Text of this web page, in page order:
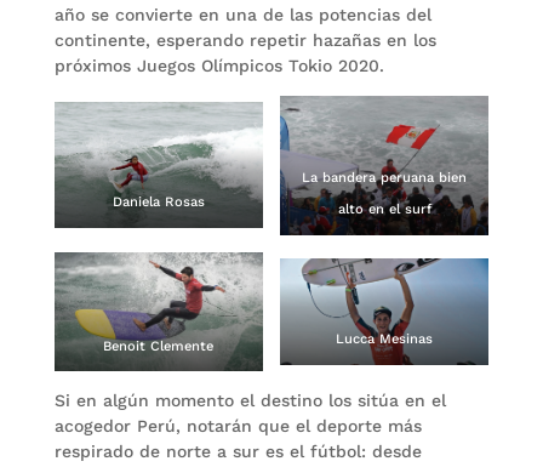
año se convierte en una de las potencias del
continente, esperando repetir hazañas en los
próximos Juegos Olímpicos Tokio 2020.
Daniela Rosas
La bandera peruana bien
alto en el surf
Benoit Clemente Lucca Mesinas
Si en algún momento el destino los sitúa en el
acogedor Perú, notarán que el deporte más
respirado de norte a sur es el fútbol: desde